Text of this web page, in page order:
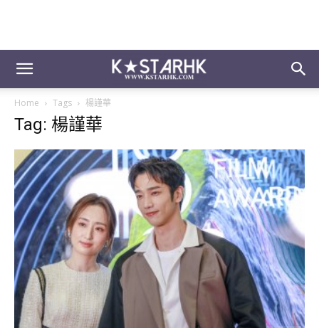
Home Tags 楊謹華
Tag: 楊謹華